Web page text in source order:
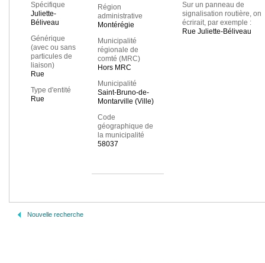
Spécifique
Juliette-
Béliveau
Générique
(avec ou sans
particules de
liaison)
Rue
Type d'entité
Rue
Région
administrative
Montérégie
Municipalité
régionale de
comté (MRC)
Hors MRC
Municipalité
Saint-Bruno-de-
Montarville (Ville)
Code
géographique de
la municipalité
58037
Sur un panneau de
signalisation routière, on
écrirait, par exemple :
Rue Juliette-Béliveau
Nouvelle recherche